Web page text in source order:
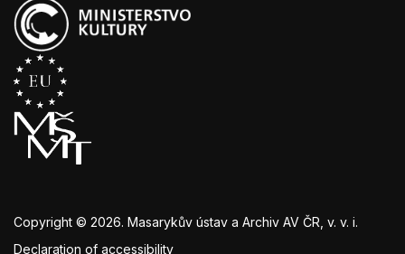
Copyright © 2026. Masarykův ústav a Archiv AV ČR, v. v. i.
Declaration of accessibility